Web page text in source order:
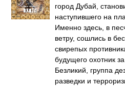
город Дубай,
наступившего на
Именно здесь, в
ветру, сошлись в
свирепых
будущего охотник
Безликий, группа
разведки и